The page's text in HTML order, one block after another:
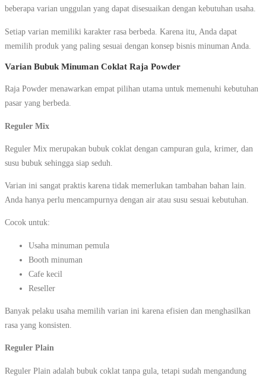
beberapa varian unggulan yang dapat disesuaikan dengan kebutuhan usaha.
Setiap varian memiliki karakter rasa berbeda. Karena itu, Anda dapat
memilih produk yang paling sesuai dengan konsep bisnis minuman Anda.
Varian Bubuk Minuman Coklat Raja Powder
Raja Powder menawarkan empat pilihan utama untuk memenuhi kebutuhan
pasar yang berbeda.
Reguler Mix
Reguler Mix merupakan bubuk coklat dengan campuran gula, krimer, dan
susu bubuk sehingga siap seduh.
Varian ini sangat praktis karena tidak memerlukan tambahan bahan lain.
Anda hanya perlu mencampurnya dengan air atau susu sesuai kebutuhan.
Cocok untuk:
Usaha minuman pemula
Booth minuman
Cafe kecil
Reseller
Banyak pelaku usaha memilih varian ini karena efisien dan menghasilkan
rasa yang konsisten.
Reguler Plain
Reguler Plain adalah bubuk coklat tanpa gula, tetapi sudah mengandung